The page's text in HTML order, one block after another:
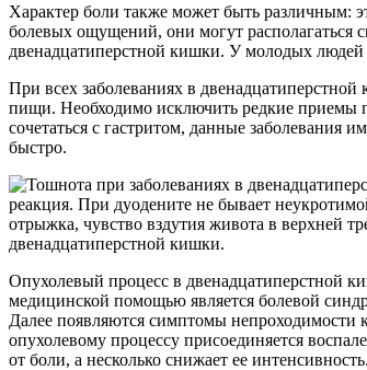
Характер боли также может быть различным:
болевых ощущений, они могут располагаться
двенадцатиперстной кишки. У молодых людей
При всех заболеваниях в
пищи. Необходимо исключить редкие приемы
сочетаться с гастритом, данные
быстро.
реакция. При дуодените не бывает
отрыжка, чувство вздутия живота в верхней
двенадцатиперстной кишки.
Опухолевый процесс в двенадцатиперстной
медицинской помощью является болевой
Далее появляются симптомы непроходимости
опухолевому процессу присоединяется
от боли, а несколько снижает ее интенсивность.